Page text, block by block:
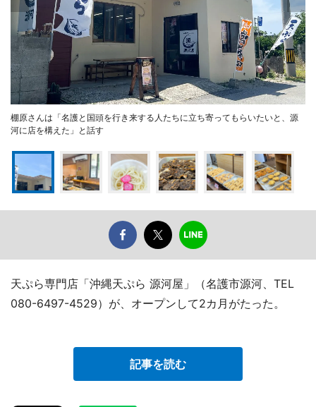
棚原さんは「名護と国頭を行き来する人たちに立ち寄ってもらいたいと、源
河に店を構えた」と話す
天ぷら専門店「沖縄天ぷら 源河屋」（名護市源河、TEL
080-6497-4529）が、オープンして2カ月がたった。
記事を読む